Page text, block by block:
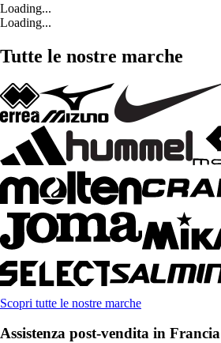
Loading...
Loading...
Tutte le nostre marche
Scopri tutte le nostre marche
Assistenza post-vendita in Francia